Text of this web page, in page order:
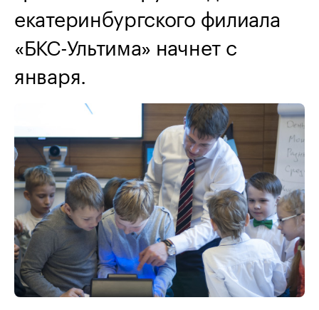
екатеринбургского филиала
«БКС-Ультима» начнет с
января.